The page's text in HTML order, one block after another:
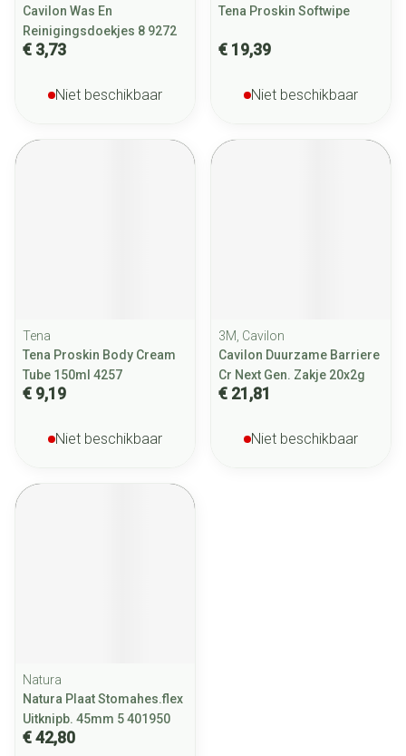
Cavilon Was En
Reinigingsdoekjes 8 9272
€ 3,73
Niet beschikbaar
Tena Proskin Softwipe
€ 19,39
Niet beschikbaar
Tena
Tena Proskin Body Cream
Tube 150ml 4257
€ 9,19
Niet beschikbaar
3M, Cavilon
Cavilon Duurzame Barriere
Cr Next Gen. Zakje 20x2g
€ 21,81
Niet beschikbaar
Natura
Natura Plaat Stomahes.flex
Uitknipb. 45mm 5 401950
€ 42,80